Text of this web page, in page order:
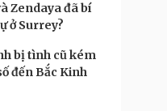
Zendaya đã bí
ở Surrey?
bị tình cũ kém
đến Bắc Kinh